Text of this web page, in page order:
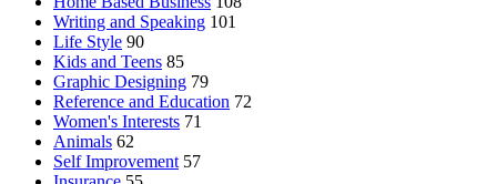
Writing and Speaking 101
Life Style 90
Kids and Teens 85
Graphic Designing 79
Reference and Education 72
Women's Interests 71
Animals 62
Self Improvement 57